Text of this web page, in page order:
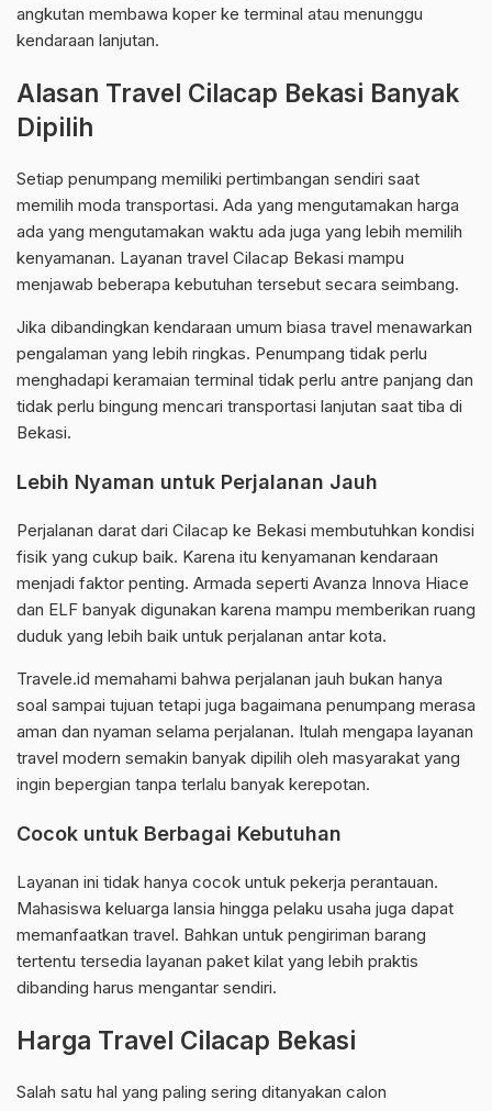
angkutan membawa koper ke terminal atau menunggu
kendaraan lanjutan.
Alasan Travel Cilacap Bekasi Banyak
Dipilih
Setiap penumpang memiliki pertimbangan sendiri saat
memilih moda transportasi. Ada yang mengutamakan harga
ada yang mengutamakan waktu ada juga yang lebih memilih
kenyamanan. Layanan travel Cilacap Bekasi mampu
menjawab beberapa kebutuhan tersebut secara seimbang.
Jika dibandingkan kendaraan umum biasa travel menawarkan
pengalaman yang lebih ringkas. Penumpang tidak perlu
menghadapi keramaian terminal tidak perlu antre panjang dan
tidak perlu bingung mencari transportasi lanjutan saat tiba di
Bekasi.
Lebih Nyaman untuk Perjalanan Jauh
Perjalanan darat dari Cilacap ke Bekasi membutuhkan kondisi
fisik yang cukup baik. Karena itu kenyamanan kendaraan
menjadi faktor penting. Armada seperti Avanza Innova Hiace
dan ELF banyak digunakan karena mampu memberikan ruang
duduk yang lebih baik untuk perjalanan antar kota.
Travele.id memahami bahwa perjalanan jauh bukan hanya
soal sampai tujuan tetapi juga bagaimana penumpang merasa
aman dan nyaman selama perjalanan. Itulah mengapa layanan
travel modern semakin banyak dipilih oleh masyarakat yang
ingin bepergian tanpa terlalu banyak kerepotan.
Cocok untuk Berbagai Kebutuhan
Layanan ini tidak hanya cocok untuk pekerja perantauan.
Mahasiswa keluarga lansia hingga pelaku usaha juga dapat
memanfaatkan travel. Bahkan untuk pengiriman barang
tertentu tersedia layanan paket kilat yang lebih praktis
dibanding harus mengantar sendiri.
Harga Travel Cilacap Bekasi
Salah satu hal yang paling sering ditanyakan calon